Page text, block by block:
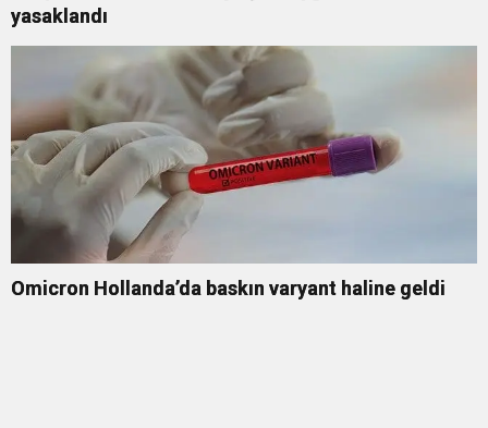
yasaklandı
Omicron Hollanda’da baskın varyant haline geldi